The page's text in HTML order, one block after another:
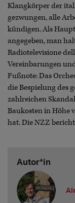
Klangkörper der
gezwungen, alle
kündigen. Als
angegeben, man
Radiotelevisione
Vereinbarungen
Fußnote: Das
die Bespielung des
zahlreichen
Baukosten in Höhe
hat. Die NZZ
Autor*in